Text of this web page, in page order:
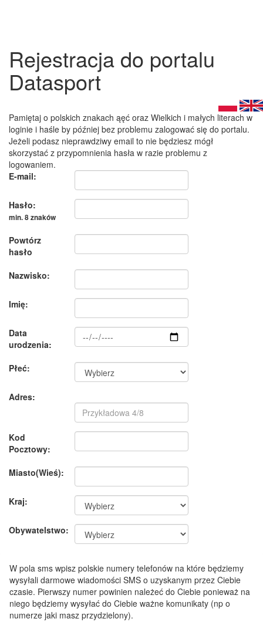
Rejestracja do portalu
Datasport
Pamiętaj o polskich znakach ąęć oraz Wielkich i małych literach w
loginie i haśle by później bez problemu zalogować się do portalu.
Jeżeli podasz nieprawdziwy email to nie będziesz mógł
skorzystać z przypomnienia hasła w razie problemu z
logowaniem.
E-mail:
Hasło:
min. 8 znaków
Powtórz
hasło
Nazwisko:
Imię:
Data
urodzenia:
Płeć:
Adres:
Kod
Pocztowy:
Miasto(Wieś):
Kraj:
Obywatelstwo:
W pola sms wpisz polskie numery telefonów na które będziemy
wysyłali darmowe wiadomości SMS o uzyskanym przez Ciebie
czasie. Pierwszy numer powinien należeć do Ciebie ponieważ na
niego będziemy wysyłać do Ciebie ważne komunikaty (np o
numerze jaki masz przydzielony).